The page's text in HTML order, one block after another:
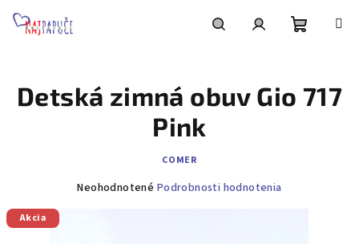
košík
Detská zimná obuv Gio 717
Pink
COMER
Priemerné
Neohodnotené Podrobnosti hodnotenia
Akcia